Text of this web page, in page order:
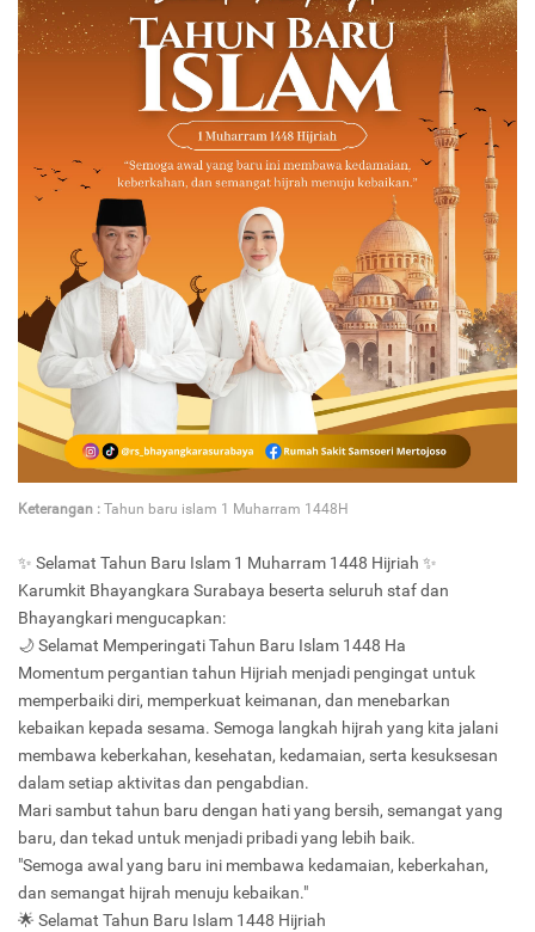
Keterangan : Tahun baru islam 1 Muharram 1448H
✨ Selamat Tahun Baru Islam 1 Muharram 1448 Hijriah ✨
Karumkit Bhayangkara Surabaya beserta seluruh staf dan
Bhayangkari mengucapkan:
🌙 Selamat Memperingati Tahun Baru Islam 1448 Ha
Momentum pergantian tahun Hijriah menjadi pengingat untuk
memperbaiki diri, memperkuat keimanan, dan menebarkan
kebaikan kepada sesama. Semoga langkah hijrah yang kita jalani
membawa keberkahan, kesehatan, kedamaian, serta kesuksesan
dalam setiap aktivitas dan pengabdian.
Mari sambut tahun baru dengan hati yang bersih, semangat yang
baru, dan tekad untuk menjadi pribadi yang lebih baik.
"Semoga awal yang baru ini membawa kedamaian, keberkahan,
dan semangat hijrah menuju kebaikan."
🌟 Selamat Tahun Baru Islam 1448 Hijriah